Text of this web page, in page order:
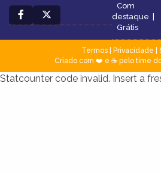
Com
destaque |
Grátis
Termos| Privacidade
Criado com ❤️ e ☕ pelo time
Statcounter code invalid. Insert a